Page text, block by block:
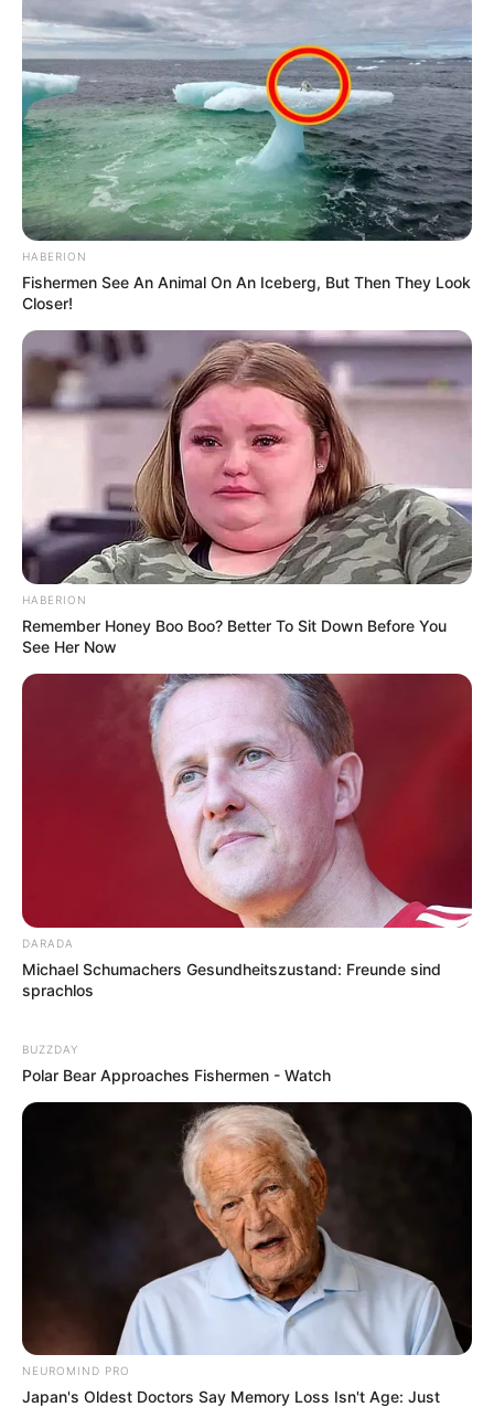
HABERION
Fishermen See An Animal On An Iceberg, But Then They Look
Closer!
HABERION
Remember Honey Boo Boo? Better To Sit Down Before You
See Her Now
DARADA
Michael Schumachers Gesundheitszustand: Freunde sind
sprachlos
BUZZDAY
Polar Bear Approaches Fishermen - Watch
NEUROMIND PRO
Japan's Oldest Doctors Say Memory Loss Isn't Age: Just